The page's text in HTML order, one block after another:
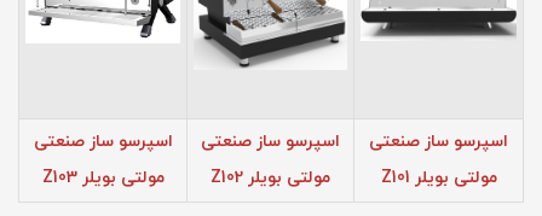
اسپرسو ساز صنعتی
مولتی بویلر Z101
اسپرسو ساز صنعتی
مولتی بویلر Z102
اسپرسو ساز صنعتی
مولتی بویلر Z103